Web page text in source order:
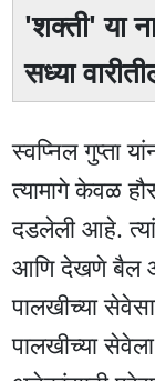
'शक्ती' या
सध्या
स्वप्निल गुप्ता
त्यामागे केवळ
दडलेली आहे.
आणि देखणे बैल
पालखीच्या
पालखीच्या